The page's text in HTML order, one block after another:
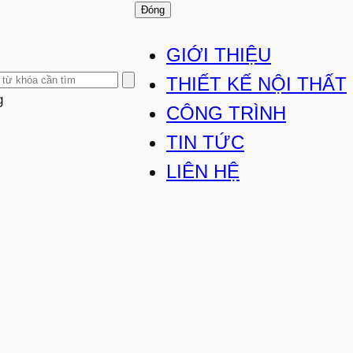
Đóng
GIỚI THIỆU
THIẾT KẾ NỘI THẤT
CÔNG TRÌNH
TIN TỨC
LIÊN HỆ